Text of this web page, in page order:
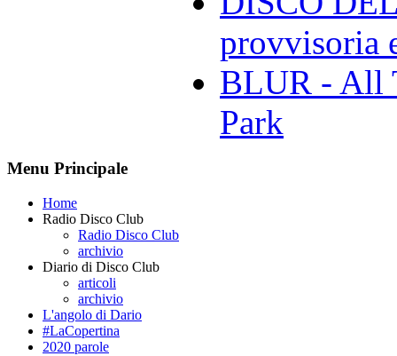
provvisoria
BLUR - All
Park
Menu Principale
Home
Radio Disco Club
Radio Disco Club
archivio
Diario di Disco Club
articoli
archivio
L'angolo di Dario
#LaCopertina
2020 parole